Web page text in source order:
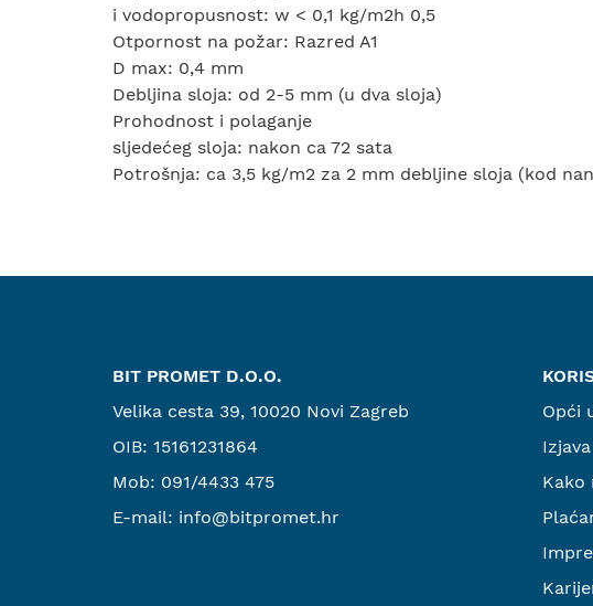
i vodopropusnost: w < 0,1 kg/m2h 0,5
Otpornost na požar: Razred A1
D max: 0,4 mm
Debljina sloja: od 2-5 mm (u dva sloja)
Prohodnost i polaganje
sljedećeg sloja: nakon ca 72 sata
Potrošnja: ca 3,5 kg/m2 za 2 mm debljine sloja (kod
BIT PROMET D.O.O.
Velika cesta 39, 10020 Novi Zagreb
OIB: 15161231864
Mob: 091/4433 475
E-mail: info@bitpromet.hr
Opći
Kako